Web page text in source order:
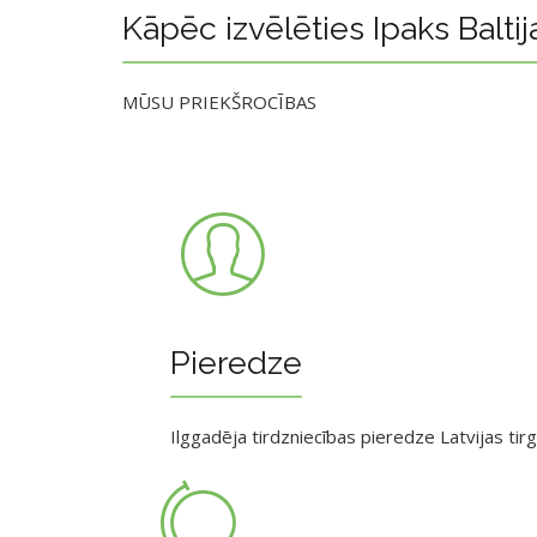
Kāpēc izvēlēties Ipaks
MŪSU PRIEKŠROCĪBAS
Pieredze
Ilggadēja tirdzniecības pieredze Latvijas